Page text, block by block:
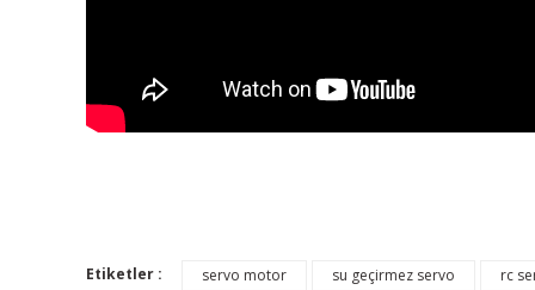
Etiketler : servo motor su geçirmez servo rc